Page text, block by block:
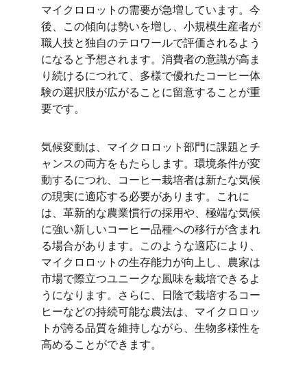
マイクロロットの需要が急増しています。今
後、この傾向は勢いを増し、小規模生産者が
職人技と独自のテロワールで評価されるよう
になると予想されます。消費者の意識が高ま
り続けるにつれて、多様で優れたコーヒー体
験の選択肢が広がることに留意することが重
要です。
気候変動は、マイクロロット部門に課題とチ
ャンスの両方をもたらします。環境条件が変
動するにつれ、コーヒー栽培者は新たな気候
の現実に適応する必要があります。これに
は、革新的な農業慣行の採用や、極端な気候
に強い新しいコーヒー品種への移行が含まれ
る場合があります。このような適応により、
マイクロロットの生存能力が向上し、農家は
市場で際立つユニークな風味を栽培できるよ
うになります。さらに、日陰で栽培するコー
ヒーなどの持続可能な農法は、マイクロロッ
トが誇る品質を維持しながら、生物多様性を
高めることができます。